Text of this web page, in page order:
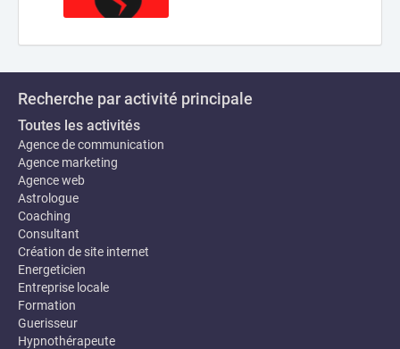
Recherche par activité principale
Toutes les activités
Agence de communication
Agence marketing
Agence web
Astrologue
Coaching
Consultant
Création de site internet
Energeticien
Entreprise locale
Formation
Guerisseur
Hypnothérapeute